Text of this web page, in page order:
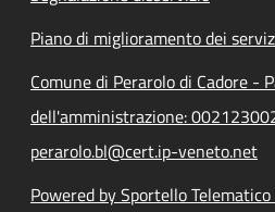
Piano di miglioramento dei
Comune di Perarolo di Cadore -
dell'amministrazione:
perarolo.bl@cert.ip-veneto.net
Powered by Sportello